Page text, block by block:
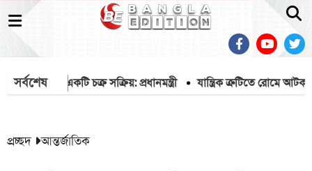
সর্বশেষ
করতে একটি চক্র সক্রিয়: প্রধানমন্ত্রী যান্ত্রিক ত্রুটিতে রোমে আটকা
প্রচ্ছদ আন্তর্জাতিক